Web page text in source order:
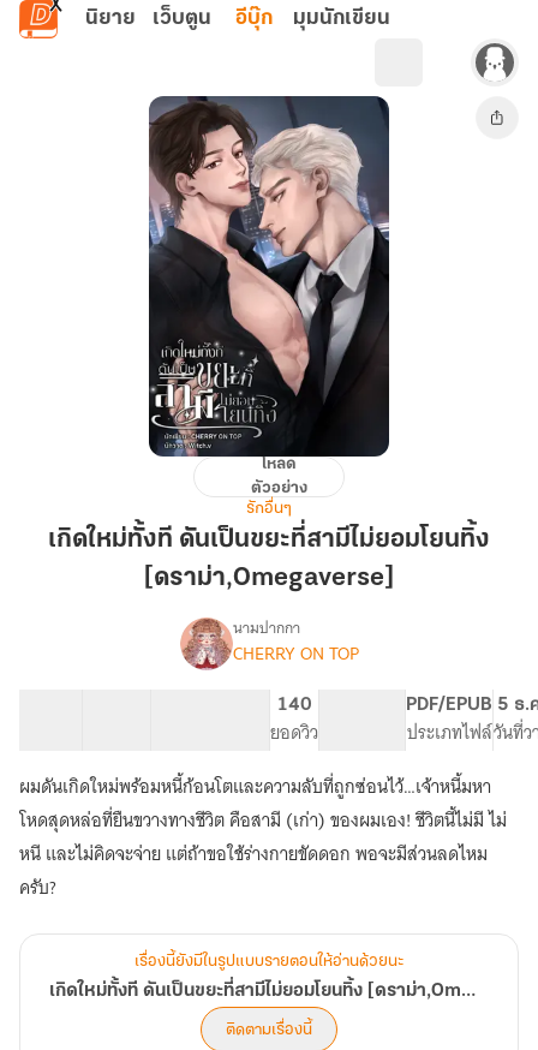
ข้ามไปยังเนื้อหาหลัก
นิยาย เว็บตูน อีบุ๊ก มุมนักเขียน
ทั้งที
เป็น
โยน
ทิ้ง
[ดราม่า,Omegaverse]
โหลด
ตัวอย่าง
รักอื่นๆ
เกิดใหม่ทั้งที ดันเป็นขยะที่สามีไม่ยอมโยนทิ้ง
[ดราม่า,Omegaverse]
เรื่อง
ใหม่
ทั้งที
ดัน
ขยะ
ที่
สามี
ไม่
ทิ้ง
[ดราม่า,Omegaverse]
นามปากกา
CHERRY ON TOP
140
ยอดวิว
PDF/EPUB
ประเภทไฟล์
5 ธ.
วันที่ว
ผมดันเกิดใหม่พร้อมหนี้ก้อนโตและความลับที่ถูกซ่อนไว้…เจ้าหนี้มหา
โหดสุดหล่อที่ยืนขวางทางชีวิต คือสามี (เก่า) ของผมเอง! ชีวิตนี้ไม่มี ไม่
หนี และไม่คิดจะจ่าย แต่ถ้าขอใช้ร่างกายขัดดอก พอจะมีส่วนลดไหม
ครับ?
เรื่องนี้ยังมีในรูปแบบรายตอนให้อ่านด้วยนะ
เกิดใหม่ทั้งที ดันเป็นขยะที่สามีไม่ยอมโยนทิ้ง [ดราม่า,Omegaverse]
ติดตามเรื่องนี้